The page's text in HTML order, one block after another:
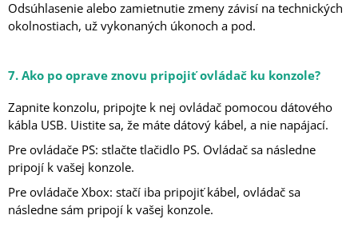
Odsúhlasenie alebo zamietnutie zmeny závisí na technických
okolnostiach, už vykonaných úkonoch a pod.
7. Ako po oprave znovu pripojiť ovládač ku konzole?
Zapnite konzolu, pripojte k nej ovládač pomocou dátového
kábla USB. Uistite sa, že máte dátový kábel, a nie napájací.
Pre ovládače PS: stlačte tlačidlo PS. Ovládač sa následne
pripojí k vašej konzole.
Pre ovládače Xbox: stačí iba pripojiť kábel, ovládač sa
následne sám pripojí k vašej konzole.